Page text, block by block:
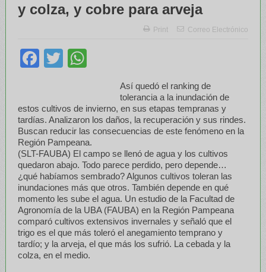
y colza, y cobre para arveja
Print Correo Electrónico
Facebook
Twitter
Así quedó el ranking de
tolerancia a la inundación de
estos cultivos de invierno, en sus etapas tempranas y
tardías. Analizaron los daños, la recuperación y sus rindes.
Buscan reducir las consecuencias de este fenómeno en la
Región Pampeana.
(SLT-FAUBA) El campo se llenó de agua y los cultivos
quedaron abajo. Todo parece perdido, pero depende…
¿qué habíamos sembrado? Algunos cultivos toleran las
inundaciones más que otros. También depende en qué
momento les sube el agua. Un estudio de la Facultad de
Agronomía de la UBA (FAUBA) en la Región Pampeana
comparó cultivos extensivos invernales y señaló que el
trigo es el que más toleró el anegamiento temprano y
tardío; y la arveja, el que más los sufrió. La cebada y la
colza, en el medio.